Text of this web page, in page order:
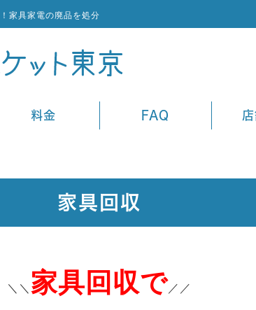
家具家電の廃品を処分
料金 FAQ
家具回収
＼＼ 家具回収で ／／